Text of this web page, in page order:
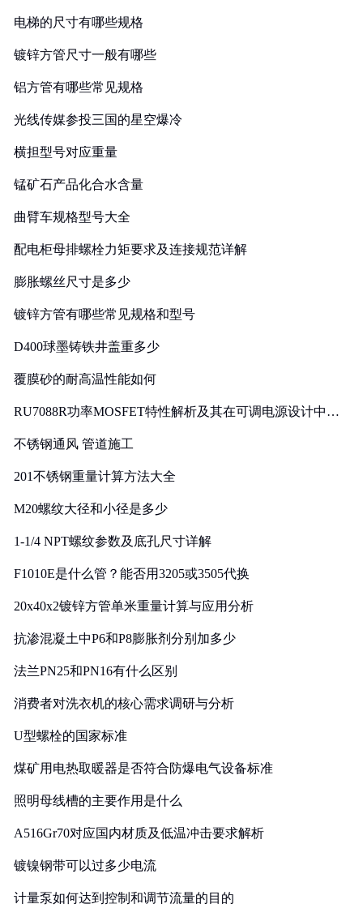
电梯的尺寸有哪些规格
镀锌方管尺寸一般有哪些
铝方管有哪些常见规格
光线传媒参投三国的星空爆冷
横担型号对应重量
锰矿石产品化合水含量
曲臂车规格型号大全
配电柜母排螺栓力矩要求及连接规范详解
膨胀螺丝尺寸是多少
镀锌方管有哪些常见规格和型号
D400球墨铸铁井盖重多少
覆膜砂的耐高温性能如何
RU7088R功率MOSFET特性解析及其在可调电源设计中的
不锈钢通风 管道施工
201不锈钢重量计算方法大全
M20螺纹大径和小径是多少
1-1/4 NPT螺纹参数及底孔尺寸详解
F1010E是什么管？能否用3205或3505代换
20x40x2镀锌方管单米重量计算与应用分析
抗渗混凝土中P6和P8膨胀剂分别加多少
法兰PN25和PN16有什么区别
消费者对洗衣机的核心需求调研与分析
U型螺栓的国家标准
煤矿用电热取暖器是否符合防爆电气设备标准
照明母线槽的主要作用是什么
A516Gr70对应国内材质及低温冲击要求解析
镀镍钢带可以过多少电流
计量泵如何达到控制和调节流量的目的